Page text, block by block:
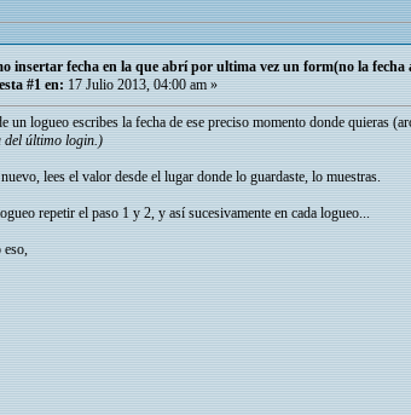
insertar fecha en la que abrí por ultima vez un form(no la fecha
#1 en: 17 Julio 2013, 04:00 am »
un logueo escribes la fecha de ese preciso momento donde quieras
del último login.)
lees el valor desde el lugar donde lo guardaste, lo muestras.
repetir el paso 1 y 2, y así sucesivamente en cada logueo...
eso,